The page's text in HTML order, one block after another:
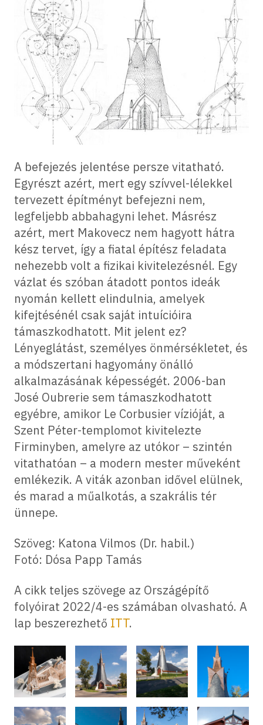
A befejezés jelentése persze vitatható.
Egyrészt azért, mert egy szívvel-lélekkel
tervezett építményt befejezni nem,
legfeljebb abbahagyni lehet. Másrész
azért, mert Makovecz nem hagyott hátra
kész tervet, így a fiatal építész feladata
nehezebb volt a fizikai kivitelezésnél. Egy
vázlat és szóban átadott pontos ideák
nyomán kellett elindulnia, amelyek
kifejtésénél csak saját intuícióira
támaszkodhatott. Mit jelent ez?
Lényeglátást, személyes önmérsékletet, és
a módszertani hagyomány önálló
alkalmazásának képességét. 2006-ban
José Oubrerie sem támaszkodhatott
egyébre, amikor Le Corbusier vízióját, a
Szent Péter-templomot kivitelezte
Firminyben, amelyre az utókor – szintén
vitathatóan – a modern mester műveként
emlékezik. A viták azonban idővel elülnek,
és marad a műalkotás, a szakrális tér
ünnepe.
Szöveg: Katona Vilmos (Dr. habil.)
Fotó: Dósa Papp Tamás
A cikk teljes szövege az Országépítő
folyóirat 2022/4-es számában olvasható. A
lap beszerezhető ITT.